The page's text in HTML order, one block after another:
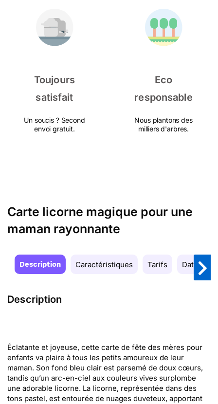
Toujours
satisfait
Un soucis ? Second
envoi gratuit.
Eco
responsable
Nous plantons des
milliers d'arbres.
Carte licorne magique pour une
maman rayonnante
Description Caractéristiques Tarifs Date de
Description
Éclatante et joyeuse, cette carte de fête des mères pour
enfants va plaire à tous les petits amoureux de leur
maman. Son fond bleu clair est parsemé de doux cœurs,
tandis qu’un arc-en-ciel aux couleurs vives surplombe
une adorable licorne. La licorne, représentée dans des
tons pastel, est entourée de nuages duveteux, apportant